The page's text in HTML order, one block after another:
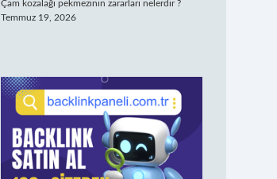
Çam kozalağı pekmezinin zararları nelerdir ?
Temmuz 19, 2026